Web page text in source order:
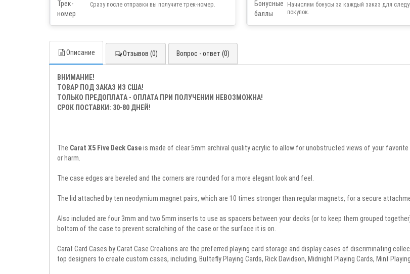
Сразу после отправки вы получите трек-номер.
Начислим бонусы за каждый заказ для
покупок.
Описание Отзывов (0) Вопрос - ответ (0)
ВНИМАНИЕ!
ТОВАР ПОД ЗАКАЗ ИЗ США!
ТОЛЬКО ПРЕДОПЛАТА - ОПЛАТА ПРИ ПОЛУЧЕНИИ НЕВОЗМОЖНА!
СРОК ПОСТАВКИ: 30-80 ДНЕЙ!
The Carat X5 Five Deck Caseis made of clear 5mm archival quality acrylic to allow for unobstructed views of your
or harm.
The case edges are beveled and the corners are rounded for a more elegant look and feel.
The lid attached by ten neodymium magnet pairs, which are 10 times stronger than regular magnets, for a secure
Also included are four 3mm and two 5mm inserts to use as spacers between your decks (or to keep them grouped
bottom of the case to prevent scratching of the case or the surface it is on.
Carat Card Cases by Carat Case Creations are the preferred playing card storage and display cases of discriminating
top designers to create custom cases, including, Buttefly Playing Cards, Rick Davidson, Midnight Playing Cards, Mint